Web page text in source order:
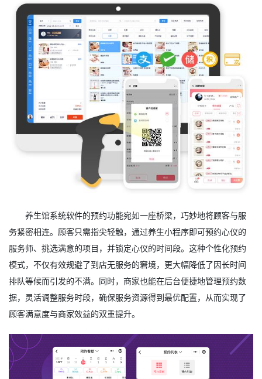
养生馆系统软件的预约功能宛如一座桥梁，巧妙地将顾客与服
务紧密相连。顾客只需指尖轻触，通过养生小程序即可预约心仪的
服务师、挑选满意的项目，并锁定心仪的时间段。这种个性化预约
模式，不仅有效规避了到店无服务的窘境，更大幅降低了因长时间
排队等候而引发的不满。同时，商家也能在后台便捷地管理预约数
据，灵活调整服务时段，确保服务资源得到最优配置，从而实现了
顾客满意度与商家效益的双重提升。